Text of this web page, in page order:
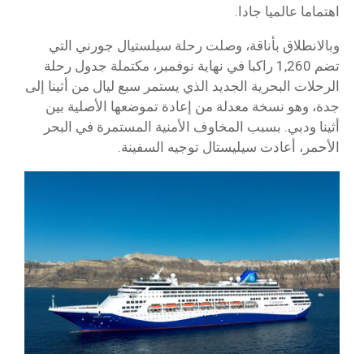
اهتماما عالميا جادا.
وبالانطلاق بأناقة، وصلت رحلة سيلستيال جورني التي
تضم 1,260 راكبا في نهاية نوفمبر، مكتملة جدول رحلة
الرحلات البحرية الجديد الذي يستمر سبع ليال من أثينا إلى
جدة، وهو نسخة معدلة من إعادة تموضعها الأصلية بين
أثينا ودبي. بسبب المخاوف الأمنية المستمرة في البحر
الأحمر، أعادت سيليستال توجيه السفينة.